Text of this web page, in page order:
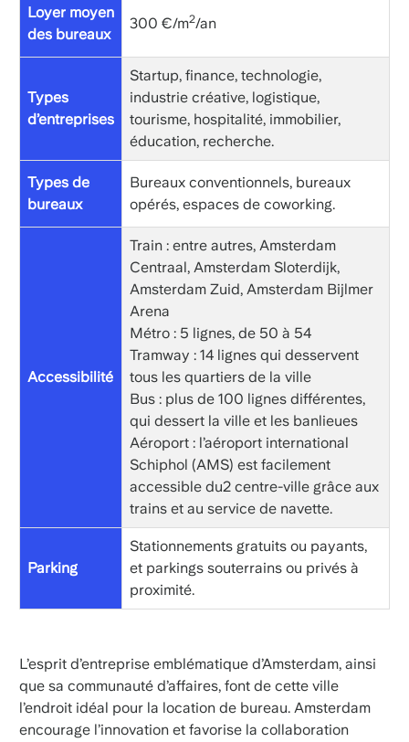
Loyer moyen
des bureaux
300 €/m2/an
Types
d’entreprises
Startup, finance, technologie,
industrie créative, logistique,
tourisme, hospitalité, immobilier,
éducation, recherche.
Types de
bureaux
Bureaux conventionnels, bureaux
opérés, espaces de coworking.
Accessibilité
Train : entre autres, Amsterdam
Centraal, Amsterdam Sloterdijk,
Amsterdam Zuid, Amsterdam Bijlmer
Arena
Métro : 5 lignes, de 50 à 54
Tramway : 14 lignes qui desservent
tous les quartiers de la ville
Bus : plus de 100 lignes différentes,
qui dessert la ville et les banlieues
Aéroport : l’aéroport international
Schiphol (AMS) est facilement
accessible du2 centre-ville grâce aux
trains et au service de navette.
Parking
Stationnements gratuits ou payants,
et parkings souterrains ou privés à
proximité.
L’esprit d’entreprise emblématique d’Amsterdam, ainsi
que sa communauté d’affaires, font de cette ville
l’endroit idéal pour la location de bureau. Amsterdam
encourage l’innovation et favorise la collaboration